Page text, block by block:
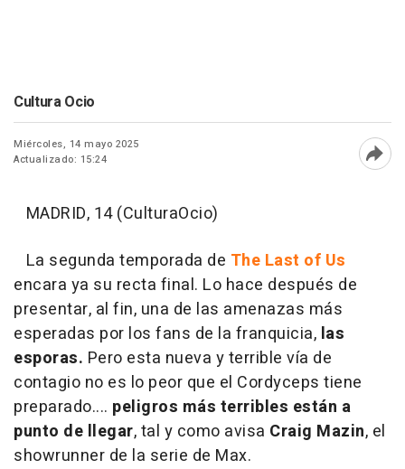
Cultura Ocio
Miércoles, 14 mayo 2025
Actualizado: 15:24
MADRID, 14 (CulturaOcio)
La segunda temporada de The Last of Us
encara ya su recta final. Lo hace después de
presentar, al fin, una de las amenazas más
esperadas por los fans de la franquicia, las
esporas. Pero esta nueva y terrible vía de
contagio no es lo peor que el Cordyceps tiene
preparado.... peligros más terribles están a
punto de llegar, tal y como avisa Craig Mazin, el
showrunner de la serie de Max.